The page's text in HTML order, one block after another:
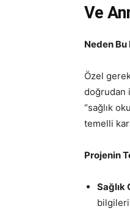
Ve
Neden
Özel
doğrudan
“sağlık
temelli
Projenin
Sağlık